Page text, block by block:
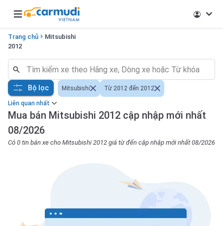
Open main menu
Trang chủ
Mitsubishi
2012
Liên quan nhất
Mua bán Mitsubishi 2012 cập nhập mới nhất
08/2026
Có 0 tin bán xe cho Mitsubishi 2012 giá từ đến cập nhập mới nhất 08/2026
Bộ lọc Mitsubishi Từ 2012 đến 2012